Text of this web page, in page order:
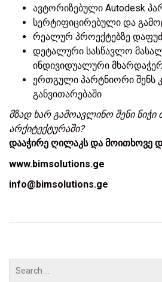
ავტორიზებული Autodesk
სერტიფიცირებული და
რეალურ პროექტებზე
დეტალური სასწავლო
ინდივიდუალური
ერთგული პარტნიორი შენს
განვითარებაში
მზად ხარ გამოავლინო შენი ნიჭი
არქიტექტურაში?
დააჭირე ღილაკს და მოითხოვე
www.bimsolutions.ge
info@bimsolutions.ge